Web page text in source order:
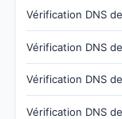
Vérification DNS
Vérification DNS
Vérification DNS
Vérification DNS